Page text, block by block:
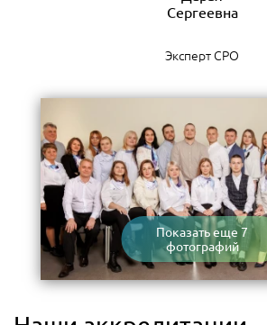
Сергеевна
Эксперт СРО
Показать еще 7
фотографий